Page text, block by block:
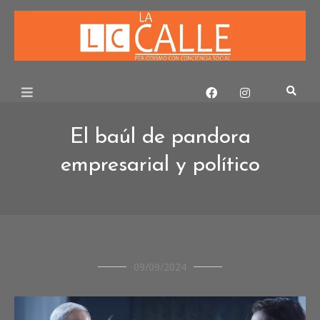
Skip
El baúl de pandora
empresarial y político
OPINIÓN
09/09/2024